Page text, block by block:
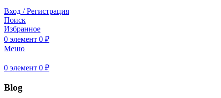
Вход / Регистрация
Поиск
Избранное
0 элемент 0 ₽
Меню
0 элемент 0 ₽
Blog